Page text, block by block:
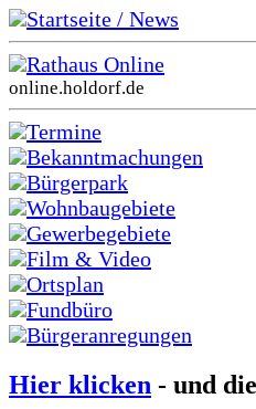
Startseite / News
Rathaus Online
online.holdorf.de
Termine
Bekanntmachungen
Bürgerpark
Wohnbaugebiete
Gewerbegebiete
Film & Video
Ortsplan
Fundbüro
Bürgeranregungen
Hier klicken - und